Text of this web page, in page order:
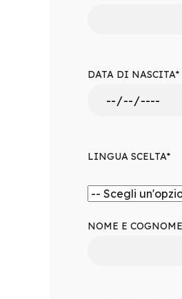
DATA DI NASCITA*
LINGUA SCELTA*
NOME E